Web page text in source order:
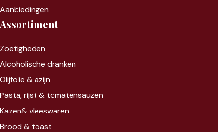
Aanbiedingen
Assortiment
Zoetigheden
Alcoholische dranken
Olijfolie & azijn
Pasta, rijst & tomatensauzen
Kazen&vleeswaren
Brood & toast